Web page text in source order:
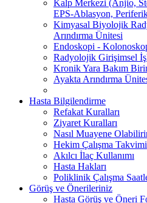
Kalp Merkezi (Anjio,
EPS-Ablasyon,
Kimyasal Biyolojik
Arındırma Ünitesi
Endoskopi -
Radyolojik Girişimsel
Kronik Yara Bakım
Ayakta Arındırma
Hasta Bilgilendirme
Refakat Kuralları
Ziyaret Kuralları
Nasıl Muayene
Hekim Çalışma Takvimi
Akılcı İlaç Kullanımı
Hasta Hakları
Poliklinik Çalışma
Görüş ve Önerileriniz
Hasta Görüş ve Öneri